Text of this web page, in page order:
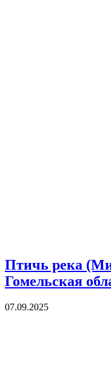
Птичь река
Гомельская
07.09.2025